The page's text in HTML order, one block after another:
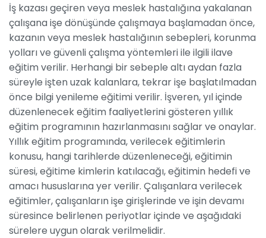
İş kazası geçiren veya meslek hastalığına yakalanan
çalışana işe dönüşünde çalışmaya başlamadan önce,
kazanın veya meslek hastalığının sebepleri, korunma
yolları ve güvenli çalışma yöntemleri ile ilgili ilave
eğitim verilir. Herhangi bir sebeple altı aydan fazla
süreyle işten uzak kalanlara, tekrar işe başlatılmadan
önce bilgi yenileme eğitimi verilir. İşveren, yıl içinde
düzenlenecek eğitim faaliyetlerini gösteren yıllık
eğitim programının hazırlanmasını sağlar ve onaylar.
Yıllık eğitim programında, verilecek eğitimlerin
konusu, hangi tarihlerde düzenleneceği, eğitimin
süresi, eğitime kimlerin katılacağı, eğitimin hedefi ve
amacı hususlarına yer verilir. Çalışanlara verilecek
eğitimler, çalışanların işe girişlerinde ve işin devamı
süresince belirlenen periyotlar içinde ve aşağıdaki
sürelere uygun olarak verilmelidir.